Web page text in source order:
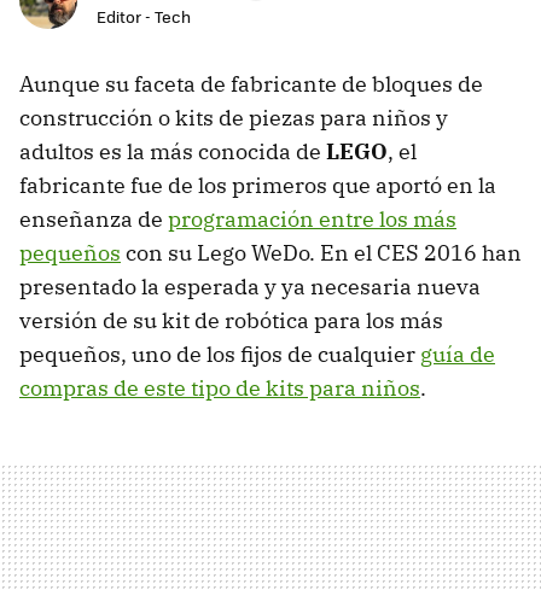
Editor - Tech
Aunque su faceta de fabricante de bloques de
construcción o kits de piezas para niños y
adultos es la más conocida de LEGO, el
fabricante fue de los primeros que aportó en la
enseñanza de programación entre los más
pequeños con su Lego WeDo. En el CES 2016 han
presentado la esperada y ya necesaria nueva
versión de su kit de robótica para los más
pequeños, uno de los fijos de cualquier guía de
compras de este tipo de kits para niños.